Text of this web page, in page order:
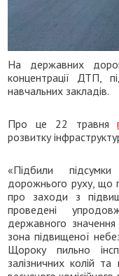
На державних
концентрації ДТП,
навчальних закладів.
Про це 22 травня
розвитку
«Підбили
дорожнього руху, що
про заходи з
проведені
державного
зона підвищеної
Щороку пильно
залізничних колій